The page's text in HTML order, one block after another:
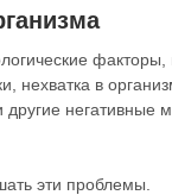
факторы,
нехватка в
негативные
эти проблемы.